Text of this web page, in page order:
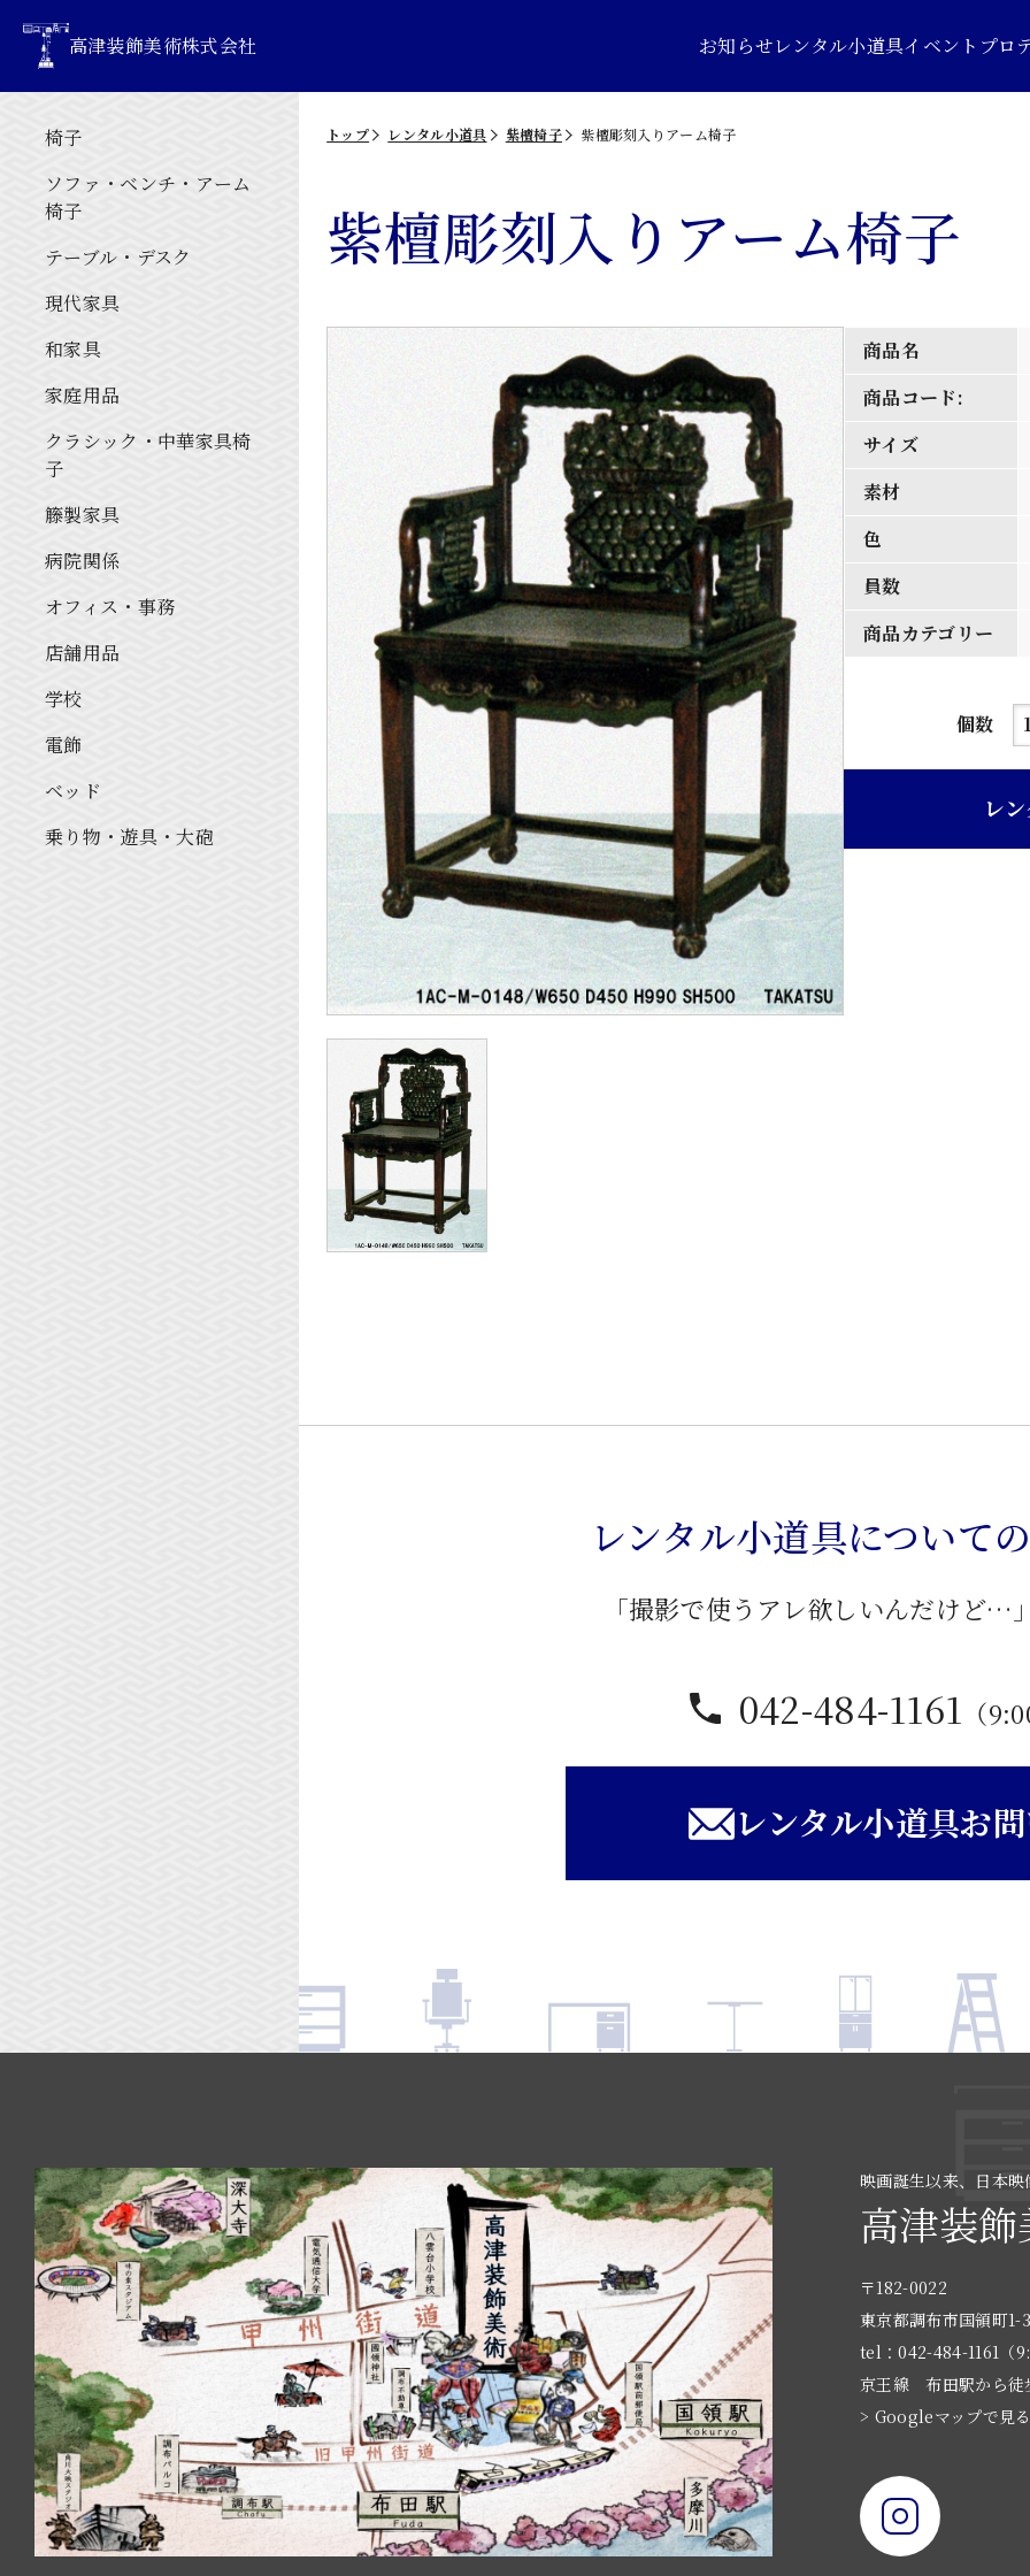
高津装飾美術株式会社 お知らせレンタル小道具イベントプロ
椅子
ソファ・ベンチ・アーム
椅子
テーブル・デスク
現代家具
和家具
家庭用品
クラシック・中華家具椅
子
籐製家具
病院関係
オフィス・事務
店舗用品
学校
電飾
ベッド
乗り物・遊具・大砲
トップ レンタル小道具 紫檀椅子 紫檀彫刻入りアーム椅子
紫檀彫刻入りアーム椅子
商品名
商品コード:
サイズ
素材
色
員数
商品カテゴリー
個数
紫
レ
レンタル小道具について
「撮影で使うアレ欲しいんだけど…
042-484-1161 （
レンタル小道具お
映画誕生以来、日本
高津装
〒182-0022
東京都調布市国領町1-
tel：042-484-1161（
京王線 布田駅から徒
> Googleマップで見る